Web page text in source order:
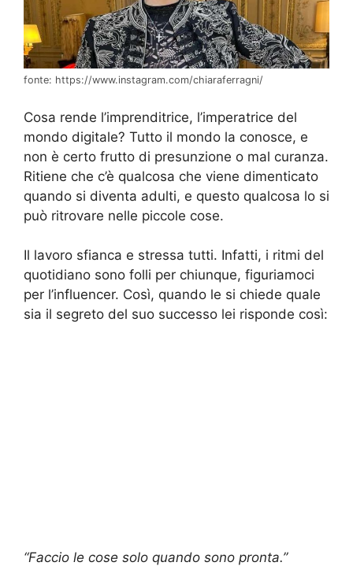
fonte: https://www.instagram.com/chiaraferragni/
Cosa rende l’imprenditrice, l’imperatrice del
mondo digitale? Tutto il mondo la conosce, e
non è certo frutto di presunzione o mal curanza.
Ritiene che c’è qualcosa che viene dimenticato
quando si diventa adulti, e questo qualcosa lo si
può ritrovare nelle piccole cose.
Il lavoro sfianca e stressa tutti. Infatti, i ritmi del
quotidiano sono folli per chiunque, figuriamoci
per l’influencer. Così, quando le si chiede quale
sia il segreto del suo successo lei risponde così:
“Faccio le cose solo quando sono pronta.”